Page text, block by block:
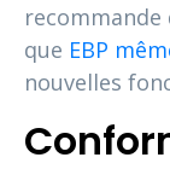
recommande
que EBP
nouvelles